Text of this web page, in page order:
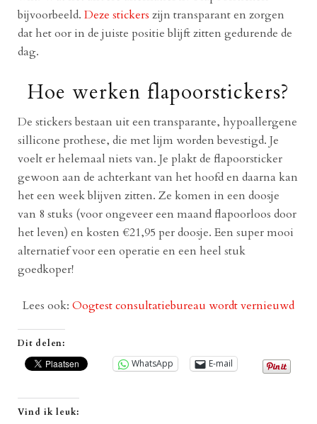
bijvoorbeeld. Deze stickers zijn transparant en zorgen
dat het oor in de juiste positie blijft zitten gedurende de
dag.
Hoe werken flapoorstickers?
De stickers bestaan uit een transparante, hypoallergene
sillicone prothese, die met lijm worden bevestigd. Je
voelt er helemaal niets van. Je plakt de flapoorsticker
gewoon aan de achterkant van het hoofd en daarna kan
het een week blijven zitten. Ze komen in een doosje
van 8 stuks (voor ongeveer een maand flapoorloos door
het leven) en kosten €21,95 per doosje. Een super mooi
alternatief voor een operatie en een heel stuk
goedkoper!
Lees ook: Oogtest consultatiebureau wordt vernieuwd
Dit delen:
WhatsApp E-mail
Vind ik leuk: